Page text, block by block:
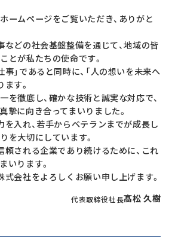
ームページをご覧いただき、ありがと
などの社会基盤整備を通じて、地域の皆
とが私たちの使命です。
事」であると同時に、「人の想いを未来へ
す。
を徹底し、確かな技術と誠実な対応で、
摯に向き合ってまいりました。
を入れ、若手からベテランまでが成長し
を大切にしています。
頼される企業であり続けるために、これ
いります。
式会社をよろしくお願い申し上げます。
代表取締役社長髙松 久樹